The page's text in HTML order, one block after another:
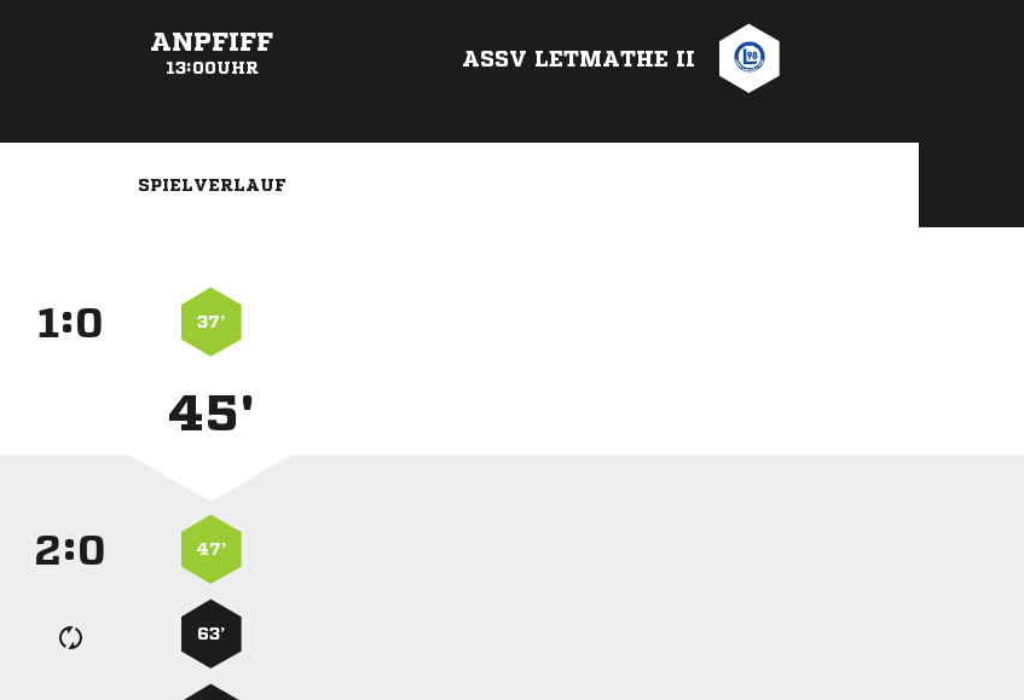
ANPFIFF
13:00UHR ASSV LETMATHE II
SPIELVERLAUF
: 37’
45'
: 47’
63’